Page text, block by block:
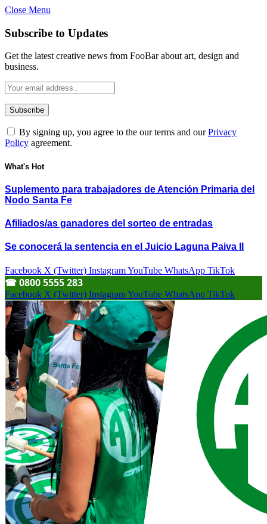
Close Menu
Subscribe to Updates
Get the latest creative news from FooBar about art, design and
business.
By signing up, you agree to the our terms and ourPrivacy
Policy agreement.
What's Hot
Suplemento para trabajadores de Atención Primaria del
Nodo Santa Fe
Afiliados/as ganadores del sorteo de entradas
Se conocerá la sentencia en el Juicio Laguna Paiva II
Facebook X (Twitter) InstagramYouTube WhatsApp TikTok
☎︎ 0800 5555 283
Facebook X (Twitter) InstagramYouTube WhatsApp TikTok